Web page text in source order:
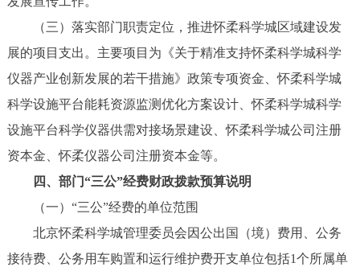
（三）落实部门职责定位，推进怀柔科学城区域建设发
展的项目支出。主要项目为《关于精准支持怀柔科学城科学
仪器产业创新发展的若干措施》政策专项资金、怀柔科学城
科学设施平台能耗资源监测优化方案设计、怀柔科学城科学
设施平台科学仪器供需对接场景建设、怀柔科学城公司注册
资本金、怀柔仪器公司注册资本金等。
四、部门“三公”经费财政拨款预算说明
（一）“三公”经费的单位范围
北京怀柔科学城管理委员会因公出国（境）费用、公务
接待费、公务用车购置和运行维护费开支单位包括1个所属单